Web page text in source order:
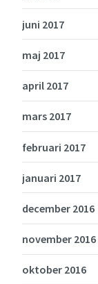
juni 2017
maj 2017
april 2017
mars 2017
februari 2017
januari 2017
december 2016
november 2016
oktober 2016